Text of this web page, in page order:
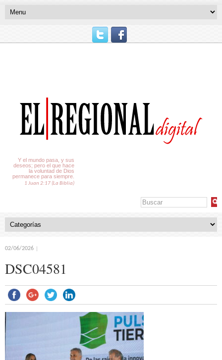
Y el mundo pasa, y sus
deseos; pero el que hace
la voluntad de Dios
permanece para siempre.
1 Juan 2:17 (La Biblia)
02/06/2026
DSC04581